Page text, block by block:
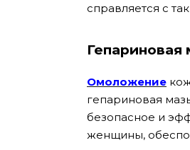
справляется с
Гепариновая
Омоложение
гепариновая
безопасное и
женщины,